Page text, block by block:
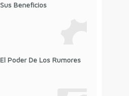
Sus Beneficios
El Poder De Los Rumores